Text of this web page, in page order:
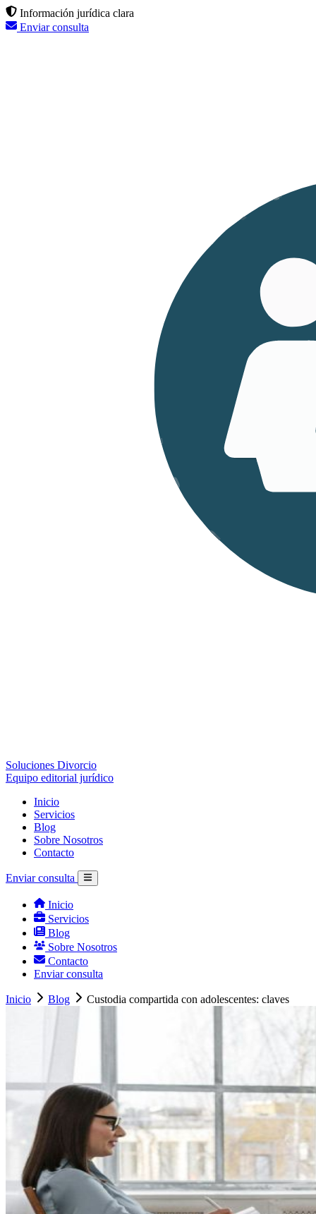
Información jurídica clara
Enviar consulta
Soluciones Divorcio
Equipo editorial jurídico
Inicio
Servicios
Blog
Sobre Nosotros
Contacto
Enviar consulta
Inicio
Servicios
Blog
Sobre Nosotros
Contacto
Enviar consulta
Inicio Blog Custodia compartida con adolescentes: claves